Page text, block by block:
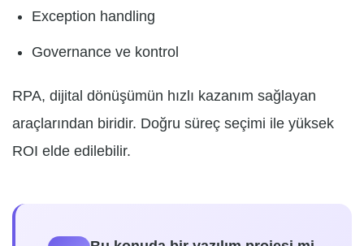
Exception handling
Governance ve kontrol
RPA, dijital dönüşümün hızlı kazanım sağlayan
araçlarından biridir. Doğru süreç seçimi ile yüksek
ROI elde edilebilir.